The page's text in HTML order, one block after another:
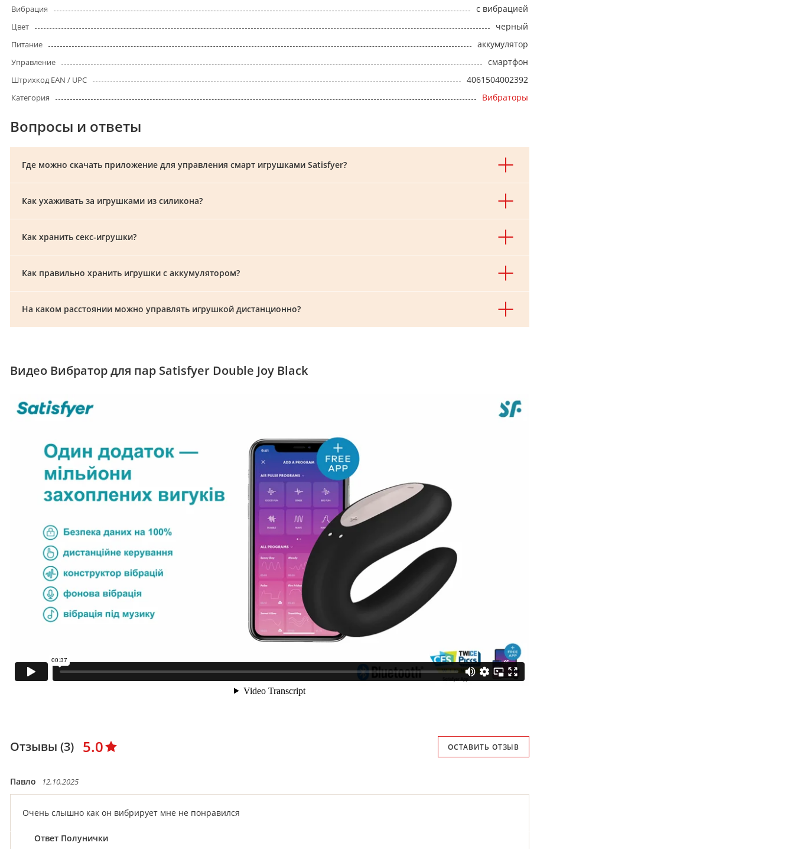
Вибрация с вибрацией
Цвет черный
Питание аккумулятор
Управление смартфон
Штрихкод EAN / UPC 4061504002392
Категория Вибраторы
Вопросы и ответы
Где можно скачать приложение для управления смарт игрушками Satisfyer?
Как ухаживать за игрушками из силикона?
Как хранить секс-игрушки?
Как правильно хранить игрушки с аккумулятором?
На каком расстоянии можно управлять игрушкой дистанционно?
Видео Вибратор для пар Satisfyer Double Joy Black
Отзывы (3) 5.0 ОСТАВИТЬ ОТЗЫВ
Очень слышно как он вибрирует мне не понравился
Павло 12.10.2025
Ответ Полунички